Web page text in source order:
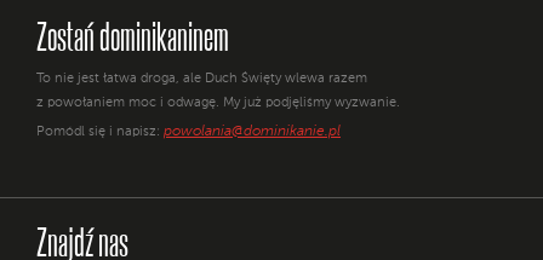
Zostań dominikaninem
To nie jest łatwa droga, ale Duch Święty wlewa razem
z powołaniem moc i odwagę. My już podjęliśmy wyzwanie.
Pomódl się i napisz: powolania@dominikanie.pl
Znajdź nas